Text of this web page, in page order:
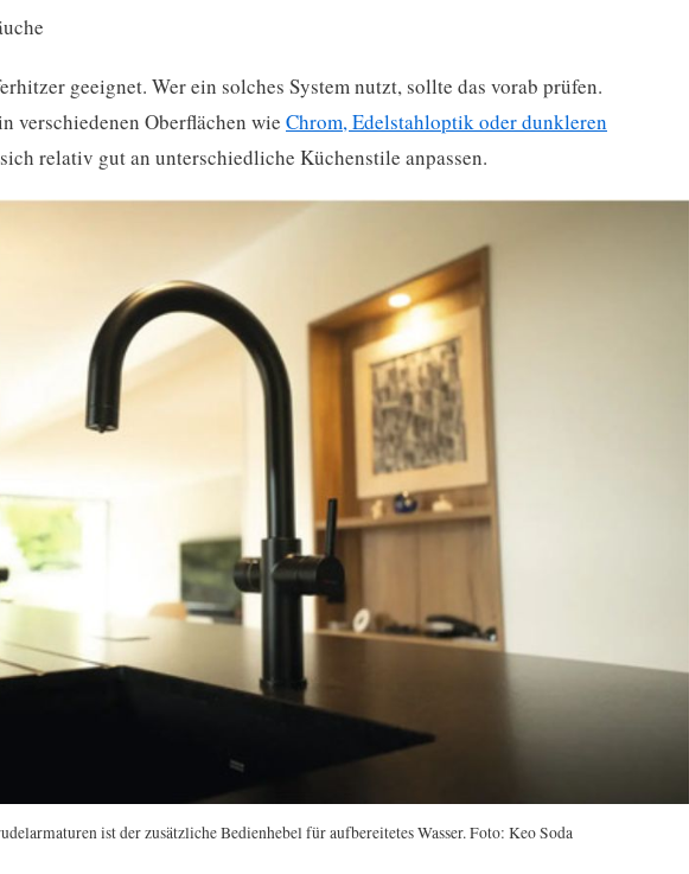
geeignet. Wer ein solches System nutzt, sollte das vorab prüfen.
verschiedenen Oberflächen wie Chrom, Edelstahloptik oder dunkleren
relativ gut an unterschiedliche Küchenstile anpassen.
ist der zusätzliche Bedienhebel für aufbereitetes Wasser. Foto: Keo Soda